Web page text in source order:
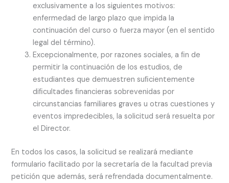
exclusivamente a los siguientes motivos:
enfermedad de largo plazo que impida la
continuación del curso o fuerza mayor (en el sentido
legal del término).
Excepcionalmente, por razones sociales, a ﬁn de
permitir la continuación de los estudios, de
estudiantes que demuestren suﬁcientemente
diﬁcultades ﬁnancieras sobrevenidas por
circunstancias familiares graves u otras cuestiones y
eventos impredecibles, la solicitud será resuelta por
el Director.
En todos los casos, la solicitud se realizará mediante
formulario facilitado por la secretaría de la facultad previa
petición que además, será refrendada documentalmente.